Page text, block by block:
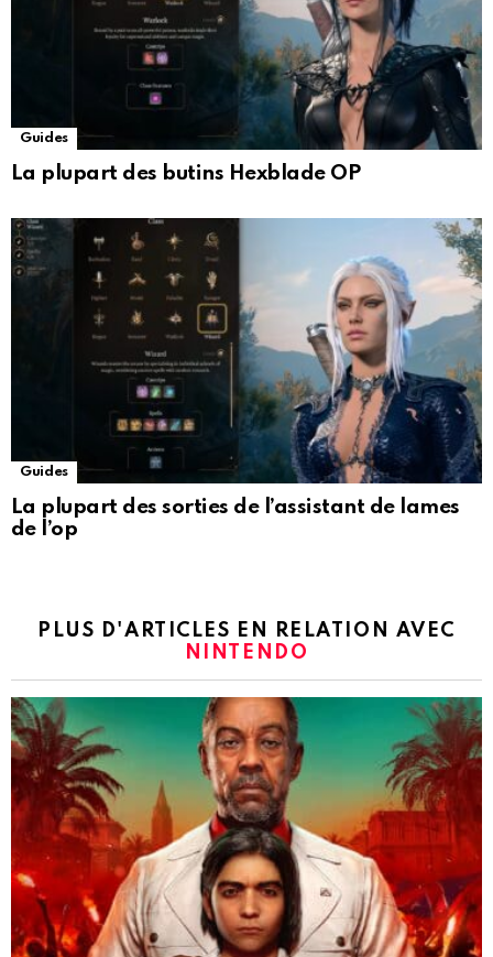
Guides
La plupart des butins Hexblade OP
Guides
La plupart des sorties de l’assistant de lames
de l’op
PLUS D'ARTICLES EN RELATION AVEC
NINTENDO